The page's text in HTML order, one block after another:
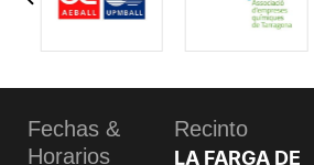
Fechas &
Horarios
Recinto
LA FARGA DE